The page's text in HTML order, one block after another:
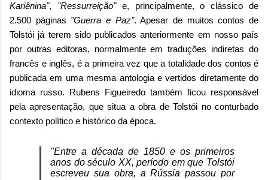
Kariênina", "Ressurreição"e, principalmente, o clássico de
2.500 páginas "Guerra e Paz". Apesar de muitos contos de
Tolstói já terem sido publicados anteriormente em nosso país
por outras editoras, normalmente em traduções indiretas do
francês e inglês, é a primeira vez que a totalidade dos contos é
publicada em uma mesma antologia e vertidos diretamente do
idioma russo. Rubens Figueiredo também ficou responsável
pela apresentação, que situa a obra de Tolstói no conturbado
contexto político e histórico da época.
"Entre a década de 1850 e os primeiros
anos do século XX, período em que Tolstói
escreveu sua obra, a Rússia passou por